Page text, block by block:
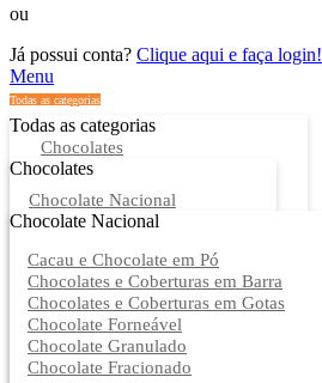
ou
Já possui conta? Clique aqui e faça login!
Menu
Todas as categorias
Todas as categorias
Chocolates
Chocolates
Chocolate Nacional
Chocolate Nacional
Cacau e Chocolate em Pó
Chocolates e Coberturas em Barra
Chocolates e Coberturas em Gotas
Chocolate Forneável
Chocolate Granulado
Chocolate Fracionado